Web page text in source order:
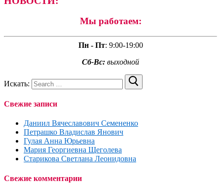
Мы работаем:
Пн - Пт: 9:00-19:00
Сб-Вс: выходной
Искать:
Свежие записи
Даниил Вячеславович Семененко
Петрашко Владислав Янович
Гулая Анна Юрьевна
Мария Георгиевна Щеголева
Старикова Светлана Леонидовна
Свежие комментарии